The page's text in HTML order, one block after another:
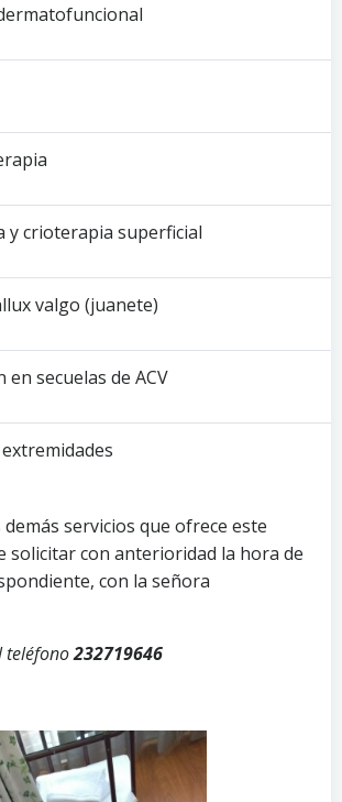
y crioterapia superficial
valgo (juanete)
en secuelas de ACV
servicios que ofrece este
solicitar con anterioridad la hora de
con la señora
teléfono232719646